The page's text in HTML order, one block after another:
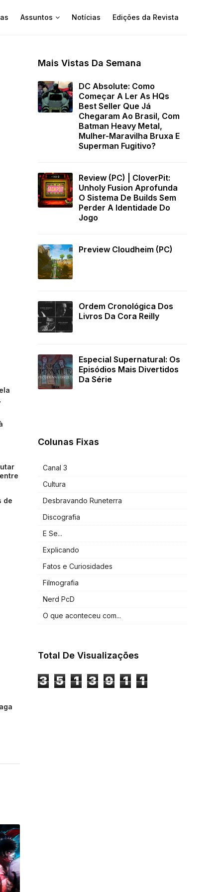
Assuntos Notícias Edições da Revista
de
Mais Vistas Da Semana
DC Absolute: Como
Começar A Ler As HQs
Best Seller Que Já
Chegaram Ao Brasil, Com
Batman Heavy Metal,
Mulher-Maravilha Bruxa E
Superman Fugitivo?
Review (PC) | CloverPit:
Unholy Fusion Aprofunda
O Sistema De Builds Sem
Perder A Identidade Do
Jogo
Preview Cloudheim (PC)
Ordem Cronológica Dos
Livros Da Cora Reilly
Especial Supernatural: Os
Episódios Mais Divertidos
Da Série
Colunas Fixas
Canal 3
Cultura
Desbravando Runeterra
Discografia
E Se...
Explicando
Fatos e Curiosidades
Filmografia
Nerd PcD
O que aconteceu com...
Total De Visualizações
3 5 1 3 9 1 1